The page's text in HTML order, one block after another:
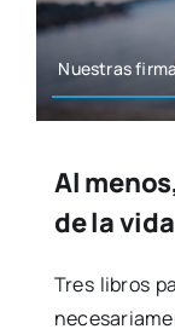
Nues­tras
Al
de la vida
Tres libros